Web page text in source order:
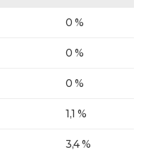
0 %
0 %
0 %
1,1 %
3,4 %